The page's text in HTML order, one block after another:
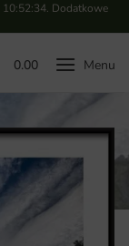
10:52:33. Dodatkowe
0.00